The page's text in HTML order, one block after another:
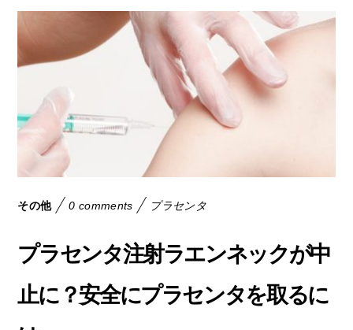
その他 0 comments プラセンタ
プラセンタ注射ラエンネックが中
止に？安全にプラセンタを取るに